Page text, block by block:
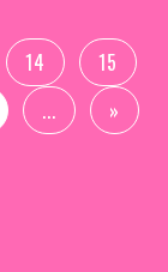
14
15
... »